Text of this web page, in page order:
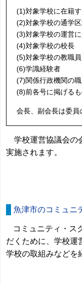
(1)対象学校に在籍
(2)対象学校の通学
(3)対象学校の運営
(4)対象学校の校長
(5)対象学校の教職員
(6)学識経験者
(7)関係行政機関の職
(8)前各号に掲げる
会長、副会長は委員
学校運営協議会の
実施されます。
魚津市のコミュ
コミュニティ・ス
だくために、学校運
学校の取組みなどを